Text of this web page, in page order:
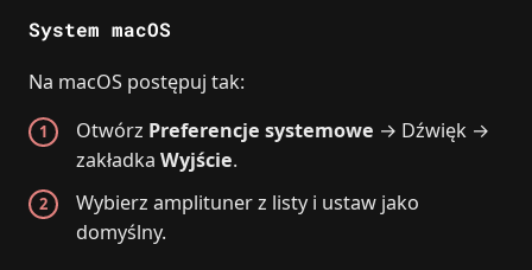
System macOS
Na macOS postępuj tak:
Otwórz Preferencje systemowe → Dźwięk →
zakładkaWyjście.
Wybierz amplituner z listy i ustaw jako
domyślny.